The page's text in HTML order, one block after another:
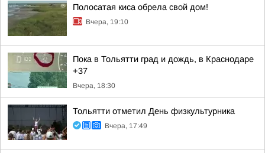
Полосатая киса обрела свой дом!
Вчера, 19:10
Пока в Тольятти град и дождь, в Краснодаре
+37
Вчера, 18:30
Тольятти отметил День физкультурника
Вчера, 17:49